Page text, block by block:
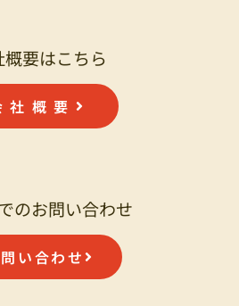
概要はこちら
社概要
のお問い合わせ
い合わせ